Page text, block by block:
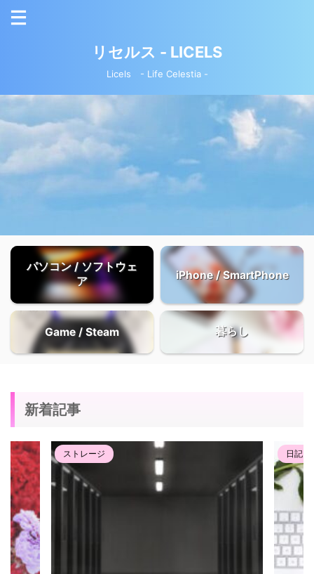
FF14）
リセルス - LICELS
Licels - Life Celestia -
パソコン / ソフトウェ
ア
iPhone / SmartPhone
Game / Steam 暮らし
新着記事
ストレージ 日記・